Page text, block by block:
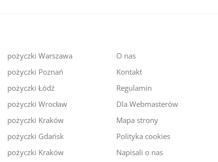
pożyczki Warszawa
pożyczki Poznań
pożyczki Łódź
pożyczki Wrocław
pożyczki Kraków
pożyczki Gdańsk
pożyczki Kraków
O nas
Kontakt
Regulamin
Dla Webmasterów
Mapa strony
Polityka cookies
Napisali o nas